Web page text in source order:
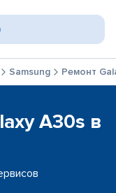
Samsung Ремонт
A30s в